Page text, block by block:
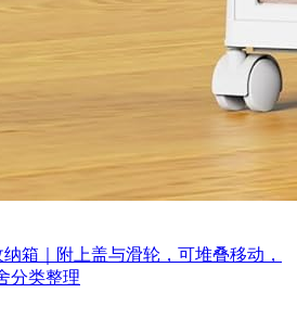
箱｜附上盖与滑轮，可堆叠移动，
分类整理